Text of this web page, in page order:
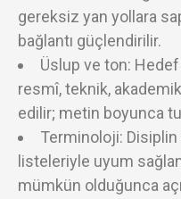
gereksiz yan yollara
bağlantı güçlendirilir.
Üslup ve ton:
resmî, teknik,
edilir; metin boyunca
Terminoloji:
listeleriyle uyum
mümkün olduğunca